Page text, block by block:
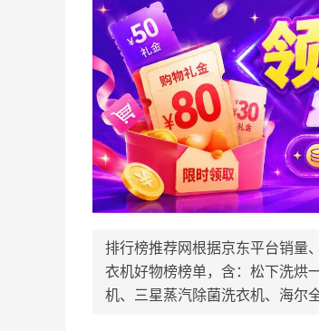
排行榜推荐网根据京东平台销量
衣机好物榜榜单，含：松下洗烘
机、三星蒸汽除菌洗衣机、海尔